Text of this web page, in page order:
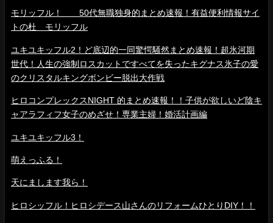
モリッフル！ 50代無職独身的まとめ速報！有益便利情報サイ
トの杜 モリッフル
ユキユキッフル2！ど底辺的一同驚愕騒然まとめ速報！超氷河期
世代！人生の強制ロスカットですべてを失ったキグナス氷子の愛
のクリスタルキングボンビー脱出大作戦
ヒロコンプレックスNIGHT 的まとめ速報！！子供が欲しいど陰キ
ャアラフィフ女子のめざせ！専業主婦！婚活計画編
ユキユキッフル3！
萌えっふる！
天にまします我ら！
ヒロシッフル！ヒロシデース山さんのリフォームひとりDIY！！